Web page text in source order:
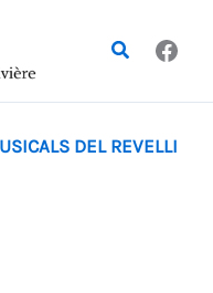
Rechercher
DEL REVELLI